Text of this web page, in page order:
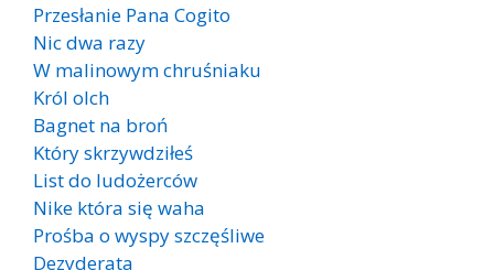
Przesłanie Pana Cogito
Nic dwa razy
W malinowym chruśniaku
Król olch
Bagnet na broń
Który skrzywdziłeś
List do ludożerców
Nike która się waha
Prośba o wyspy szczęśliwe
Dezyderata